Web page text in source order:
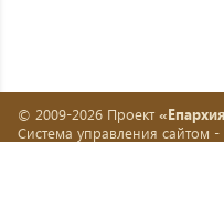
© 2009-2026 Проект
Система управления сайтом -